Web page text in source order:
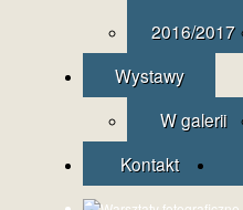
2016/2017
Wystawy
W galerii
Kontakt